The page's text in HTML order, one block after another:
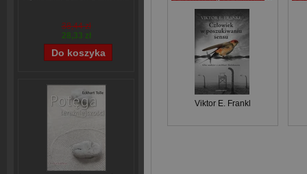
38,44 zł
28,33 zł
Viktor E. Frankl